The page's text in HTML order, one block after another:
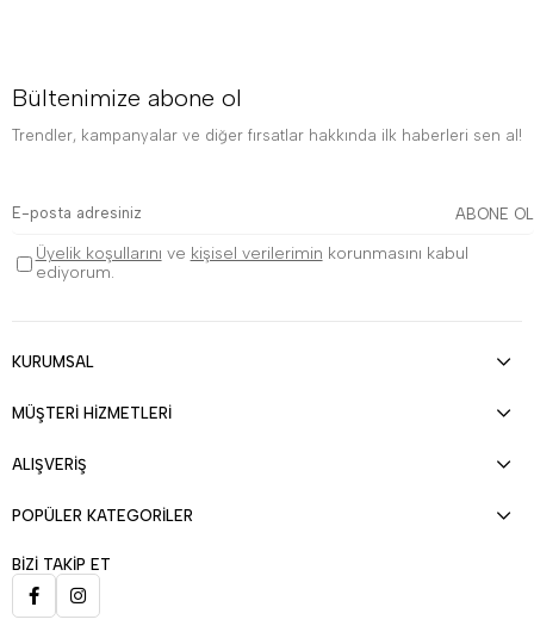
Bültenimize abone ol
Trendler, kampanyalar ve diğer fırsatlar hakkında ilk haberleri sen al!
ABONE OL
Üyelik koşullarını ve kişisel verilerimin korunmasını kabul
ediyorum.
KURUMSAL
MÜŞTERİ HİZMETLERİ
ALIŞVERİŞ
POPÜLER KATEGORİLER
BİZİ TAKİP ET